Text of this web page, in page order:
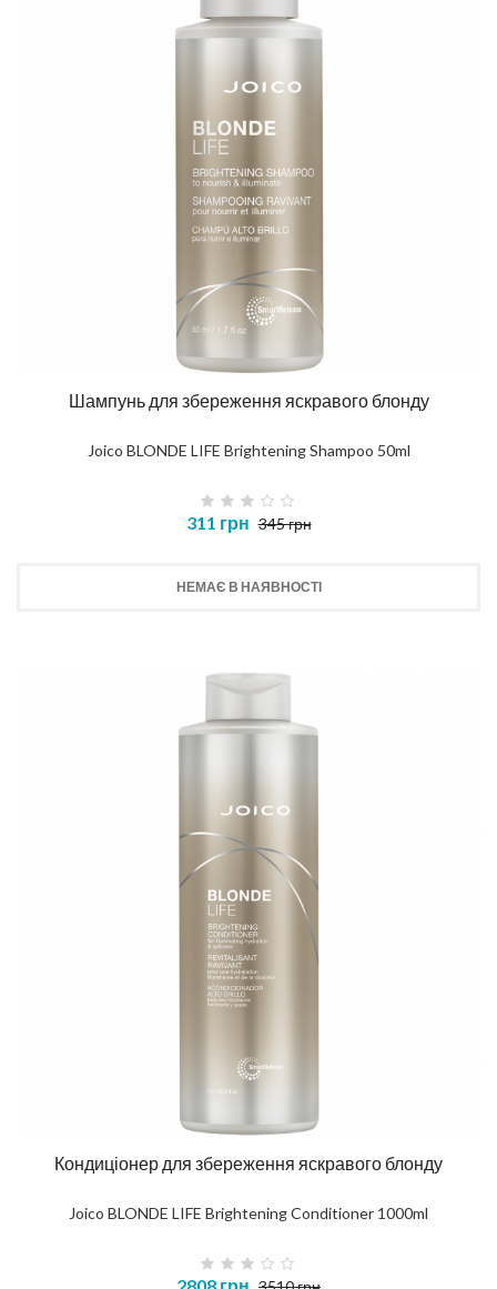
Шампунь для збереження яскравого блонду
Joico BLONDE LIFE Brightening Shampoo 50ml
311 грн 345 грн
НЕМАЄ В НАЯВНОСТІ
Кондиціонер для збереження яскравого блонду
Joico BLONDE LIFE Brightening Conditioner 1000ml